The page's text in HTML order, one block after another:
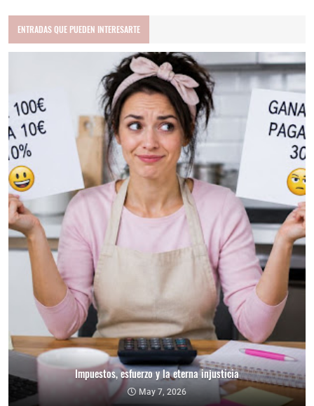
ENTRADAS QUE PUEDEN INTERESARTE
Impuestos, esfuerzo y la eterna injusticia
May 7, 2026
Día del Trabajador: origen y tradiciones